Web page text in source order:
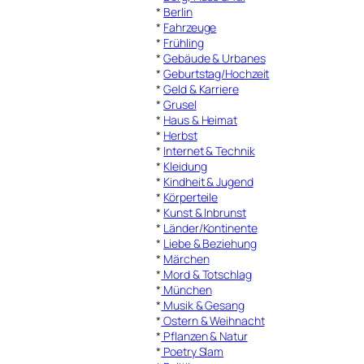
* Berlin
* Fahrzeuge
* Frühling
*Gebäude & Urbanes
*Geburtstag/Hochzeit
*Geld & Karriere
*Grusel
* Haus & Heimat
* Herbst
* Internet & Technik
* Kleidung
* Kindheit & Jugend
* Körperteile
* Kunst & Inbrunst
* Länder/Kontinente
* Liebe & Beziehung
* Märchen
* Mord & Totschlag
* München
* Musik & Gesang
* Ostern & Weihnacht
* Pflanzen & Natur
* Poetry Slam